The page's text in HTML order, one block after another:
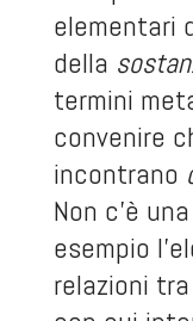
elementari
della
termini
convenire
incontrano
Non c’è
esempio
relazioni